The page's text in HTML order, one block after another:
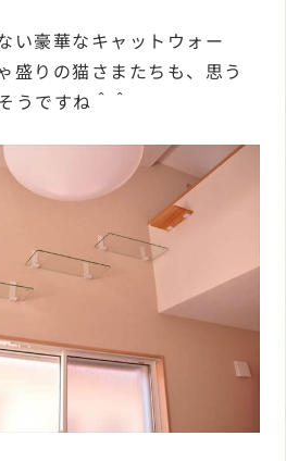
い豪華なキャットウォー
盛りの猫さまたちも、思う
うですね＾＾